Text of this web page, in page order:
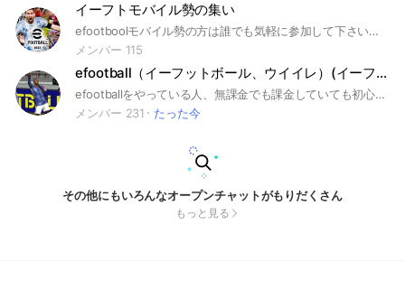
イーフトモバイル勢の集い
efootboolモバイル勢の方は誰でも気軽に参加して下さい！楽しくお喋りしましょ！
メンバー 115
efootball（イーフットボール、ウイイレ）(イーフト)雑談
efootballをやっている人、無課金でも課金していても初心者でも長くやっている人でも誰でも大歓迎です！みなさんで楽しくefootballの雑談をしましょう！即抜けは絶対にやめてください。即抜けしたら通報します。#efootball#イーフットボール#ウイイレ#ゲーム
メンバー 231
たった今
その他にもいろんなオープンチャットがもりだくさん
もっと見る